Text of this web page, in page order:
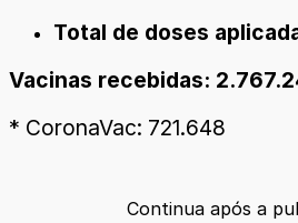
Total de doses
Vacinas recebidas:
* CoronaVac: 721.648
Continua após a